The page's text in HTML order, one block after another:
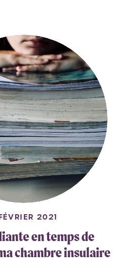
2021
en temps de
chambre insulaire